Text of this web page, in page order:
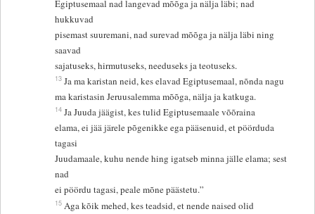
Egiptusemaal nad langevad mõõga ja nälja läbi; nad
hukkuvad
pisemast suuremani, nad surevad mõõga ja nälja läbi ning
saavad
sajatuseks, hirmutuseks, needuseks ja teotuseks.
13 Ja ma karistan neid, kes elavad Egiptusemaal, nõnda nagu
ma karistasin Jeruusalemma mõõga, nälja ja katkuga.
14 Ja Juuda jäägist, kes tulid Egiptusemaale võõraina
elama, ei jää järele põgenikke ega pääsenuid, et pöörduda
tagasi
Juudamaale, kuhu nende hing igatseb minna jälle elama; sest
nad
ei pöördu tagasi, peale mõne päästetu.”
15 Aga kõik mehed, kes teadsid, et nende naised olid